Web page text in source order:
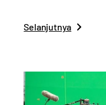
Selanjutnya